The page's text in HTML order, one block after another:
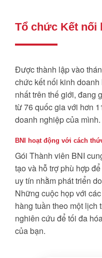
Tổ chức Kết nối
Được thành lập vào
chức kết nối kinh
nhất trên thế giới, đang
từ 76 quốc gia với hơn
doanh nghiệp của mình.
BNI hoạt động với cách
Gói Thành viên BNI
tạo và hỗ trợ phù hợp
uy tín nhằm phát triển
Những cuộc họp với
hàng tuần theo một lịch
nghiên cứu để tối đa
của bạn.